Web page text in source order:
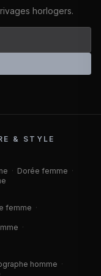
horlogers.
& STYLE
· Dorée femme ·
femme ·
·
homme ·